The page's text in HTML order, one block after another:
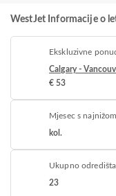
WestJet Informacije o
Ekskluzivne
Calgary -
€ 53
Mjesec s
kol.
Ukupno odredišta
23